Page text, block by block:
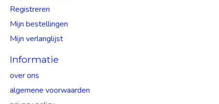
Registreren
Mijn bestellingen
Mijn verlanglijst
Informatie
over ons
algemene voorwaarden